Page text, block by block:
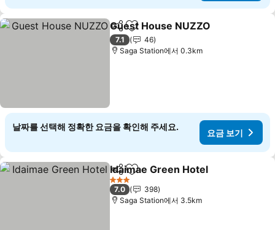
공유 즐겨찾기에 추가
Guest House NUZZO
7.1
46
Saga Station에서 0.3km
날짜를 선택해 정확한 요금을 확인해 주세요.
요금 보기
공유 즐겨찾기에 추가
Idaimae Green Hotel
3 성급
7.0
398
Saga Station에서 3.5km